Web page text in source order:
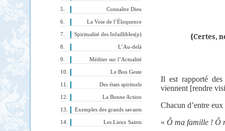
Connaître Dieu
La Voie de l’Éloquence
Spiritualité des Infaillibles(p)
L’Au-delà
Méditer sur l’Actualité
Le Bon Geste
Des états spirituels
La Bonne Action
Exemples des grands savants
Les Lieux Saints
{Certes, n
Il est rapporté
viennent [rendre
Chacun d’entre
« Ô ma famille ! Ô